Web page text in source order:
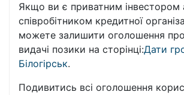
Якщо ви є приватним інвестором
співробітником кредитної
можете залишити оголошення
видачі позики на сторінці:Дати
Білогірськ.
Подивитись всі оголошення